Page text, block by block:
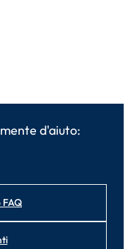
d'aiuto: